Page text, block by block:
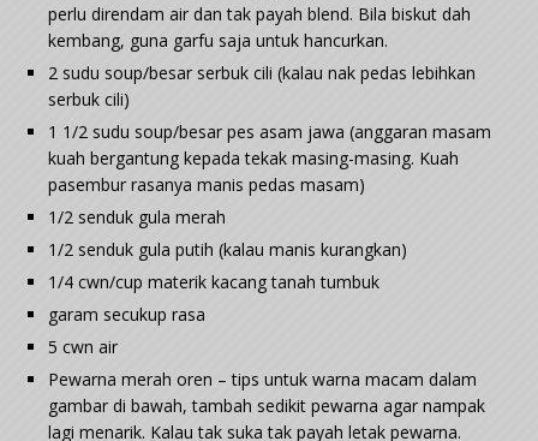
perlu direndam air dan tak payah blend. Bila biskut dah
kembang, guna garfu saja untuk hancurkan.
2 sudu soup/besar serbuk cili (kalau nak pedas lebihkan
serbuk cili)
1 1/2 sudu soup/besar pes asam jawa (anggaran masam
kuah bergantung kepada tekak masing-masing. Kuah
pasembur rasanya manis pedas masam)
1/2 senduk gula merah
1/2 senduk gula putih (kalau manis kurangkan)
1/4 cwn/cup materik kacang tanah tumbuk
garam secukup rasa
5 cwn air
Pewarna merah oren – tips untuk warna macam dalam
gambar di bawah, tambah sedikit pewarna agar nampak
lagi menarik. Kalau tak suka tak payah letak pewarna.